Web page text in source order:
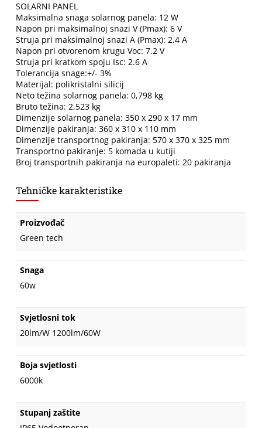
SOLARNI PANEL
Maksimalna snaga solarnog panela: 12 W
Napon pri maksimalnoj snazi V (Pmax): 6 V
Struja pri maksimalnoj snazi A (Pmax): 2.4 A
Napon pri otvorenom krugu Voc: 7.2 V
Struja pri kratkom spoju Isc: 2.6 A
Tolerancija snage:+/- 3%
Materijal: polikristalni silicij
Neto težina solarnog panela: 0,798 kg
Bruto težina: 2,523 kg
Dimenzije solarnog panela: 350 x 290 x 17 mm
Dimenzije pakiranja: 360 x 310 x 110 mm
Dimenzije transportnog pakiranja: 570 x 370 x 325 mm
Transportno pakiranje: 5 komada u kutiji
Broj transportnih pakiranja na europaleti: 20 pakiranja
Tehničke karakteristike
Proizvođač
Green tech
Snaga
60w
Svjetlosni tok
20lm/W 1200lm/60W
Boja svjetlosti
6000k
Stupanj zaštite